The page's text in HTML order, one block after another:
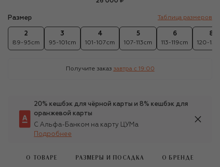
Размер Таблица размеров
2
89-95cm
3
95-101cm
4
101-107cm
5
107-113cm
6
113-119cm
8
120-
Получите заказ завтра c 19:00
20% кешбэк для чёрной карты и 8% кешбэк для
оранжевой карты
С Альфа-Банком на карту ЦУМа
Подробнее
О ТОВАРЕ РАЗМЕРЫ И ПОСАДКА О БРЕНДЕ